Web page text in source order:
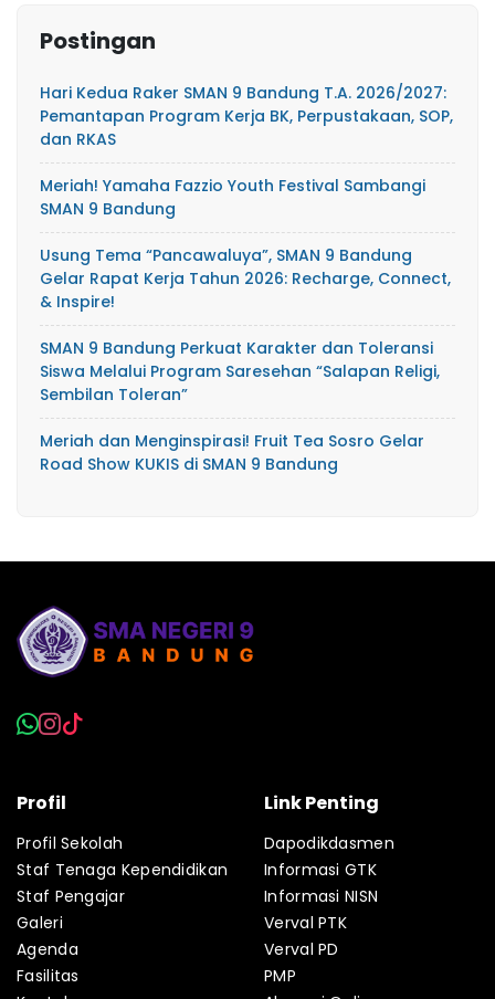
Postingan
Hari Kedua Raker SMAN 9 Bandung T.A. 2026/2027:
Pemantapan Program Kerja BK, Perpustakaan, SOP,
dan RKAS
Meriah! Yamaha Fazzio Youth Festival Sambangi
SMAN 9 Bandung
Usung Tema “Pancawaluya”, SMAN 9 Bandung
Gelar Rapat Kerja Tahun 2026: Recharge, Connect,
& Inspire!
SMAN 9 Bandung Perkuat Karakter dan Toleransi
Siswa Melalui Program Saresehan “Salapan Religi,
Sembilan Toleran”
Meriah dan Menginspirasi! Fruit Tea Sosro Gelar
Road Show KUKIS di SMAN 9 Bandung
Profil
Profil Sekolah
Staf Tenaga Kependidikan
Staf Pengajar
Galeri
Agenda
Fasilitas
Link Penting
Dapodikdasmen
Informasi GTK
Informasi NISN
Verval PTK
Verval PD
PMP